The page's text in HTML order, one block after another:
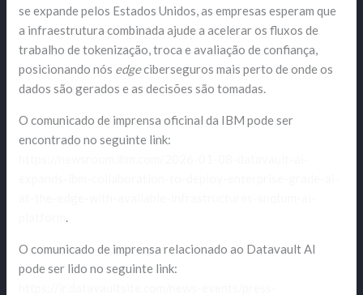
se expande pelos Estados Unidos, as empresas esperam que
a infraestrutura combinada ajude a acelerar os fluxos de
trabalho de tokenização, troca e avaliação de confiança,
posicionando nós edgeciberseguros mais perto de onde os
dados são gerados e as decisões são tomadas.
O comunicado de imprensa oficinal da IBM pode ser
encontrado no seguinte link:
.
O comunicado de imprensa relacionado ao Datavault AI
pode ser lido no seguinte link: